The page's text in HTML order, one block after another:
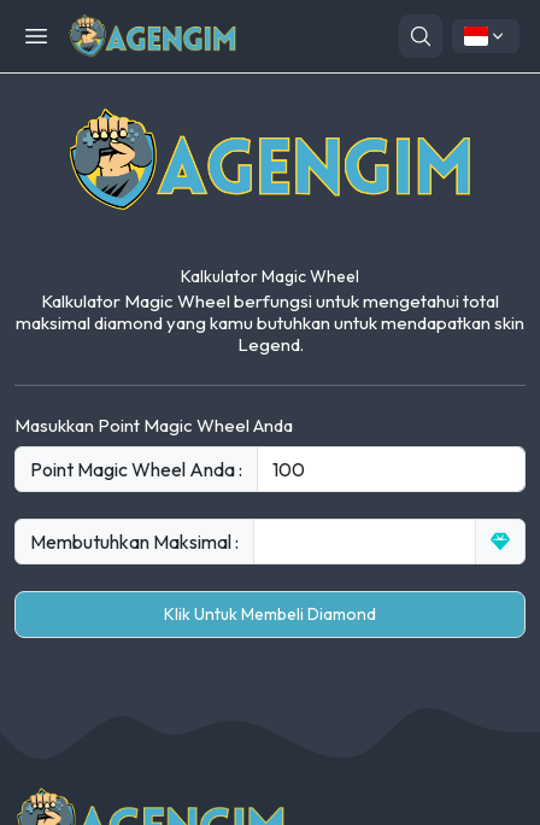
Open menu
Kalkulator Magic Wheel
Kalkulator Magic Wheel berfungsi untuk mengetahui total
maksimal diamond yang kamu butuhkan untuk mendapatkan skin
Legend.
Masukkan Point Magic Wheel Anda
Point Magic Wheel Anda :
Membutuhkan Maksimal :
Klik Untuk Membeli Diamond
AgenGim